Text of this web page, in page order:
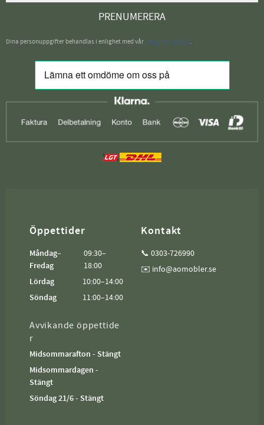
PRENUMERERA
Dina personuppgifter behandlas i enlighet med vår integritetspolicy.
Öppettider
Måndag–
Fredag
09:30–
18:00
Lördag
10:00–14:00
Söndag
11:00–14:00
Avvikande öppettide
r
Midsommarafton - Stängt
Midsommardagen -
Stängt
Söndag 21/6 - Stängt
Kontakt
📞 0303-726990
✉️ info@aomobler.se